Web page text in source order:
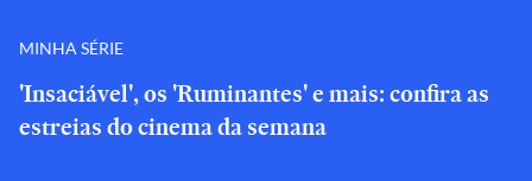
MINHA SÉRIE
'Insaciável', os 'Ruminantes' e mais: confira as
estreias do cinema da semana